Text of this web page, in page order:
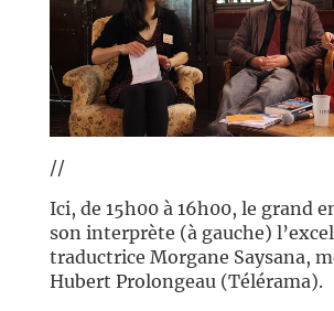
//
Ici, de 15h00 à 16h00, le grand
son interprète (à gauche)
traductrice Morgane Saysana,
Hubert Prolongeau (Télérama).